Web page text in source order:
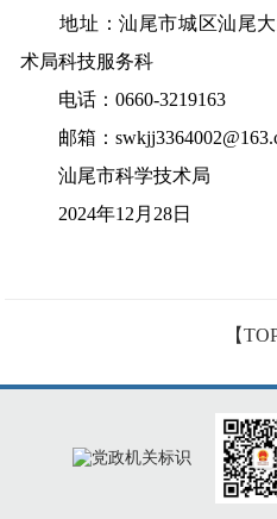
地址：汕尾市城区汕尾大
术局科技服务科
电话：0660-3219163
邮箱：
汕尾市科学技术局
2024年12月28日
【